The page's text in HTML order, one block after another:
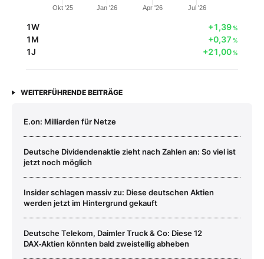
Okt '25 Jan '26 Apr '26 Jul '26
1W +1,39%
1M +0,37 %
1J +21,00%
WEITERFÜHRENDE BEITRÄGE
E.on: Milliarden für Netze
Deutsche Dividendenaktie zieht nach Zahlen an: So viel ist
jetzt noch möglich
Insider schlagen massiv zu: Diese deutschen Aktien
werden jetzt im Hintergrund gekauft
Deutsche Telekom, Daimler Truck & Co: Diese 12
DAX‑Aktien könnten bald zweistellig abheben